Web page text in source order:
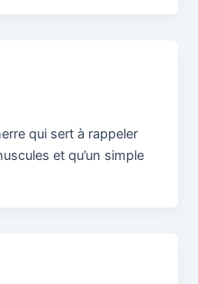
qui sert à rappeler
et qu’un simple